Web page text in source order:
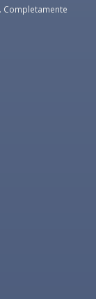
Completamente